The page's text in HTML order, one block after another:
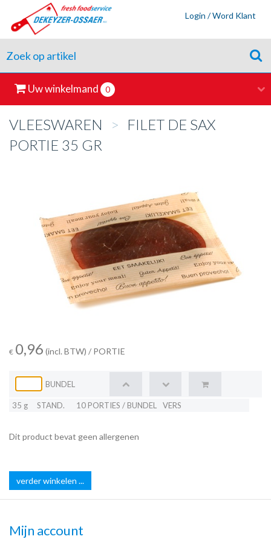
Login / Word Klant
Uw winkelmand 0
VLEESWAREN > FILET DE SAX
PORTIE 35 GR
€ 0,96 (incl. BTW) / PORTIE
BUNDEL
35 g STAND. 10 PORTIES / BUNDEL VERS
Dit product bevat geen allergenen
verder winkelen ...
Mijn account